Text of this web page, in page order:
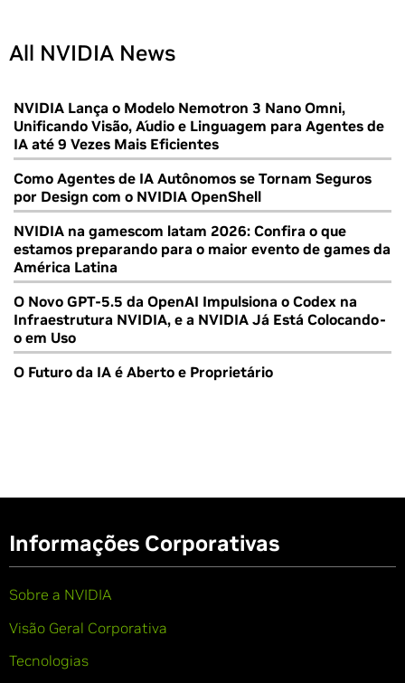
All NVIDIA News
NVIDIA Lança o Modelo Nemotron 3 Nano Omni,
Unificando Visão, Áudio e Linguagem para Agentes de
IA até 9 Vezes Mais Eficientes
Como Agentes de IA Autônomos se Tornam Seguros
por Design com o NVIDIA OpenShell
NVIDIA na gamescom latam 2026: Confira o que
estamos preparando para o maior evento de games da
América Latina
O Novo GPT-5.5 da OpenAI Impulsiona o Codex na
Infraestrutura NVIDIA, e a NVIDIA Já Está Colocando-
o em Uso
O Futuro da IA é Aberto e Proprietário
Informações Corporativas
Sobre a NVIDIA
Visão Geral Corporativa
Tecnologias